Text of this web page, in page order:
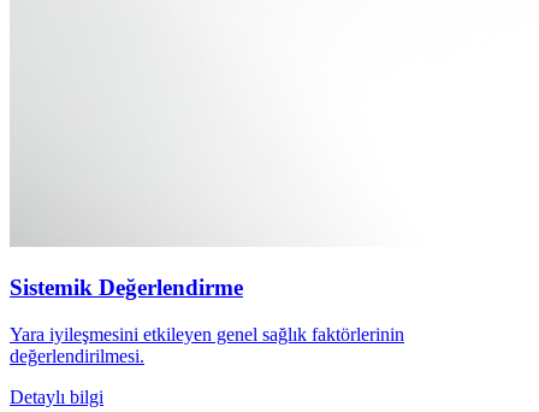
Sistemik Değerlendirme
Yara iyileşmesini etkileyen genel sağlık faktörlerinin
değerlendirilmesi.
Detaylı bilgi